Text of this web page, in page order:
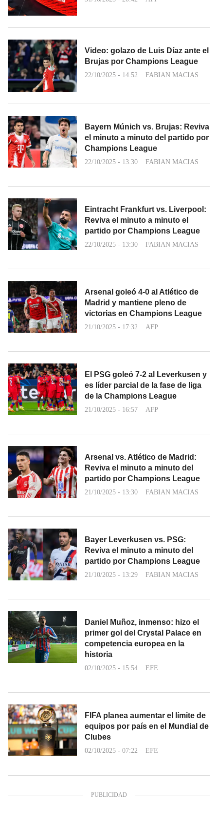
Video: golazo de Luis Díaz ante el
Brujas por Champions League
22/10/2025 - 14:52 FABIAN MACIAS
Bayern Múnich vs. Brujas: Reviva
el minuto a minuto del partido por
Champions League
22/10/2025 - 13:30 FABIAN MACIAS
Eintracht Frankfurt vs. Liverpool:
Reviva el minuto a minuto el
partido por Champions League
22/10/2025 - 13:30 FABIAN MACIAS
Arsenal goleó 4-0 al Atlético de
Madrid y mantiene pleno de
victorias en Champions League
21/10/2025 - 17:32 AFP
El PSG goleó 7-2 al Leverkusen y
es líder parcial de la fase de liga
de la Champions League
21/10/2025 - 16:57 AFP
Arsenal vs. Atlético de Madrid:
Reviva el minuto a minuto del
partido por Champions League
21/10/2025 - 13:30 FABIAN MACIAS
Bayer Leverkusen vs. PSG:
Reviva el minuto a minuto del
partido por Champions League
21/10/2025 - 13:29 FABIAN MACIAS
Daniel Muñoz, inmenso: hizo el
primer gol del Crystal Palace en
competencia europea en la
historia
02/10/2025 - 15:54 EFE
FIFA planea aumentar el límite de
equipos por país en el Mundial de
Clubes
02/10/2025 - 07:22 EFE